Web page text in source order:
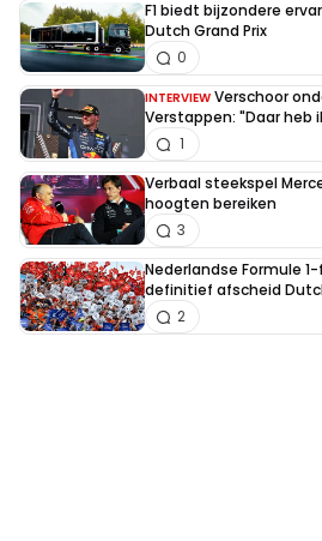
F1 biedt bijzondere
Dutch Grand Prix
0
INTERVIEW Verschoor
Verstappen: "Daar heb
1
Verbaal steekspel
hoogten bereiken
3
Nederlandse Formule
definitief afscheid
2